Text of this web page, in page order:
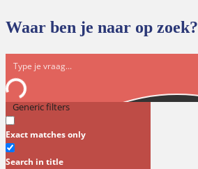
Waar ben je naar op zoek?
Generic filters
Exact matches only
Search in title